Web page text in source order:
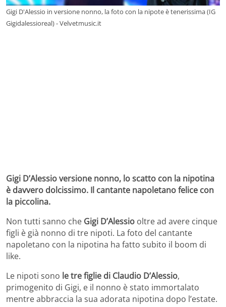
Gigi D'Alessio in versione nonno, la foto con la nipote è tenerissima (IG
Gigidalessioreal) - Velvetmusic.it
Gigi D’Alessio versione nonno, lo scatto con la nipotina
è davvero dolcissimo. Il cantante napoletano felice con
la piccolina.
Non tutti sanno che Gigi D’Alessio oltre ad avere cinque
figli è già nonno di tre nipoti. La foto del cantante
napoletano con la nipotina ha fatto subito il boom di
like.
Le nipoti sono le tre figlie di Claudio D’Alessio,
primogenito di Gigi, e il nonno è stato immortalato
mentre abbraccia la sua adorata nipotina dopo l’estate.